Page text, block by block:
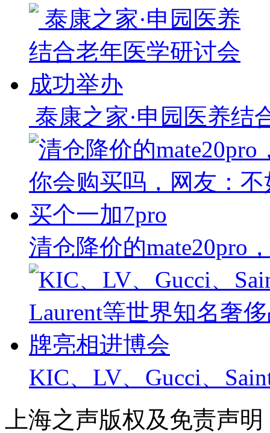
泰康之家·申园医养
清仓降价的mate20pro
KIC、LV、Gucci、
上海之声版权及免责声明